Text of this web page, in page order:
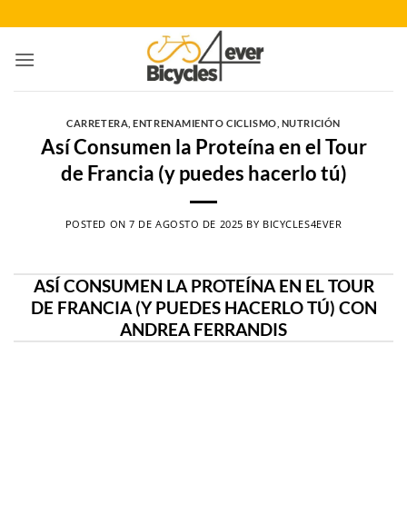
al
contenido
CARRETERA ,ENTRENAMIENTO CICLISMO NUTRICIÓN
Así Consumen la Proteína en el Tour
de Francia (y puedes hacerlo tú)
POSTED ON7 DE AGOSTO DE 2025 BY BICYCLES4EVER
ASÍ CONSUMEN LA PROTEÍNA EN EL TOUR
DE FRANCIA (Y PUEDES HACERLO TÚ) CON
ANDREA FERRANDIS